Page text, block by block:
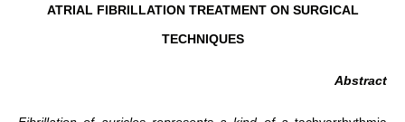
ATRIAL FIBRILLATION TREATMENT ON SURGICAL
TECHNIQUES
Abstract